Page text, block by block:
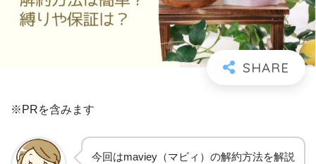
※PRを含みます
今回はmaviey（マビィ）の解約方法を解説